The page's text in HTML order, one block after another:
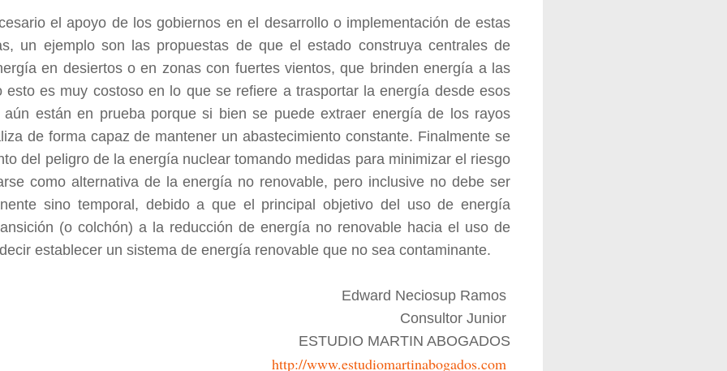
el apoyo de los gobiernos en el desarrollo o implementación de estas
un ejemplo son las propuestas de que el estado construya centrales de
en desiertos o en zonas con fuertes vientos, que brinden energía a las
esto es muy costoso en lo que se refiere a trasportar la energía desde esos
aún están en prueba porque si bien se puede extraer energía de los rayos
de forma capaz de mantener un abastecimiento constante. Finalmente se
del peligro de la energía nuclear tomando medidas para minimizar el riesgo
como alternativa de la energía no renovable, pero inclusive no debe ser
sino temporal, debido a que el principal objetivo del uso de energía
(o colchón) a la reducción de energía no renovable hacia el uso de
establecer un sistema de energía renovable que no sea contaminante.
Edward Neciosup Ramos
Consultor Junior
ESTUDIO MARTIN ABOGADOS
http://www.estudiomartinabogados.com